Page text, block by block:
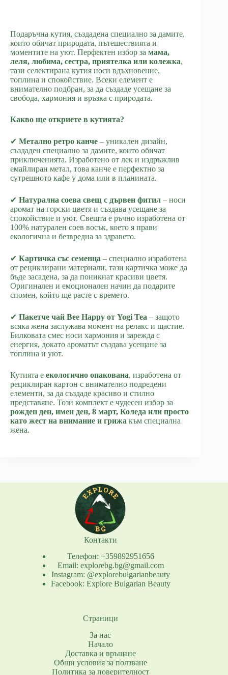
Подаръчна кутия, създадена специално за дамите,
които обичат природата, пътешествията и
моментите на уют. Перфектен избор за мама,
леля, любима, сестра, приятелка или колежка,
тази селектирана кутия носи вдъхновение,
топлина и спокойствие. Всеки елемент е
внимателно подбран, за да създаде усещане за
свобода, хармония и връзка с природата.
Какво ще откриете в кутията?
✔ Метално ретро канче – уникален дизайн,
създаден специално за дамите, които обичат
приключенията. Изработено от лек и издръжлив
емайлиран метал, това канче е перфектно за
сутрешното кафе у дома или в планината.
✔ Натурална соева свещ с дървен фитил – носи
аромат на горски цветя и създава усещане за
спокойствие и уют. Свещта е ръчно изработена от
100% натурален соев восък, което я прави
екологична и безвредна за здравето.
✔ Картичка със семенца – специално изработена
от рециклирани материали, тази картичка може да
бъде засадена, за да поникнат красиви цветя.
Оригинален и емоционален начин да подарите
спомен, който ще расте с времето.
✔ Пакетче чай Bee Happy от Yogi Tea – защото
всяка жена заслужава момент на релакс и щастие.
Билковата смес носи хармония и зарежда с
енергия, докато ароматът създава усещане за
топлина и уют.
Кутията е екологично опакована, изработена от
рециклиран картон с внимателно подредени
елементи, за да създаде красиво и стилно
представяне. Този комплект е чудесен избор за
рожден ден, имен ден, 8 март, Коледа или просто
като жест на внимание и грижа към специална
жена.
Контакти
Телефон: +359892951656
Email: explorebg.bg@gmail.com
Instagram: @explorebulgarianbeauty
Facebook: Explore Bulgarian Beauty
Страници
За нас
Начало
Доставка и връщане
Общи условия за ползване
Политика за поверителност